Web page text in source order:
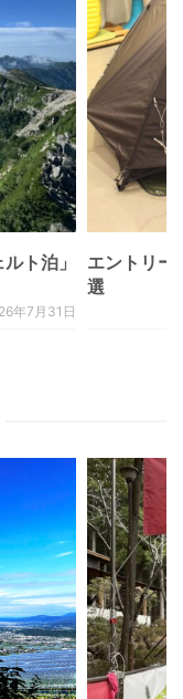
ト泊」
年7月31日
エントリー
選